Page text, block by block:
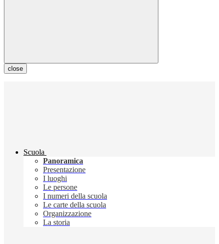
close
Scuola
Panoramica
Presentazione
I luoghi
Le persone
I numeri della scuola
Le carte della scuola
Organizzazione
La storia